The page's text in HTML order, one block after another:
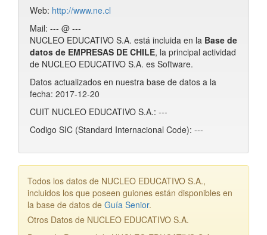
Web: http://www.ne.cl
Mail: --- @ ---
NUCLEO EDUCATIVO S.A. está incluida en la Base de
datos de EMPRESAS DE CHILE, la principal actividad
de NUCLEO EDUCATIVO S.A. es Software.
Datos actualizados en nuestra base de datos a la
fecha: 2017-12-20
CUIT NUCLEO EDUCATIVO S.A.: ---
Codigo SIC (Standard Internacional Code): ---
Todos los datos de NUCLEO EDUCATIVO S.A.,
incluidos los que poseen guiones están disponibles en
la base de datos de Guía Senior.
Otros Datos de NUCLEO EDUCATIVO S.A.